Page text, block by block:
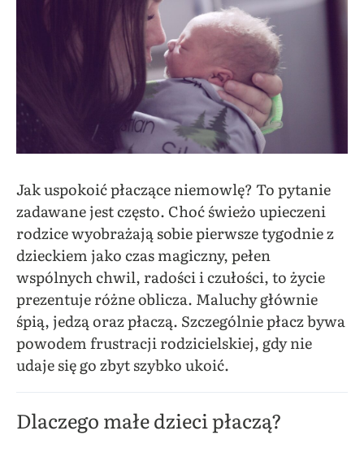
Jak uspokoić płaczące niemowlę? To pytanie
zadawane jest często. Choć świeżo upieczeni
rodzice wyobrażają sobie pierwsze tygodnie z
dzieckiem jako czas magiczny, pełen
wspólnych chwil, radości i czułości, to życie
prezentuje różne oblicza. Maluchy głównie
śpią, jedzą oraz płaczą. Szczególnie płacz bywa
powodem frustracji rodzicielskiej, gdy nie
udaje się go zbyt szybko ukoić.
Dlaczego małe dzieci płaczą?